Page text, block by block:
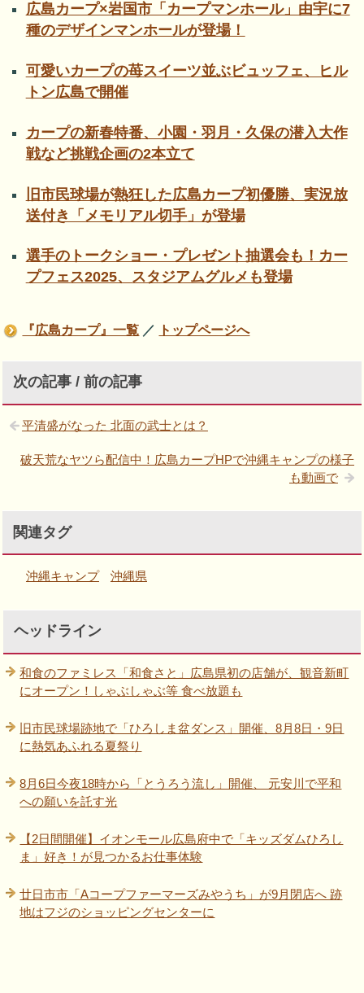
広島カープ×岩国市「カープマンホール」由宇に7
種のデザインマンホールが登場！
可愛いカープの苺スイーツ並ぶビュッフェ、ヒル
トン広島で開催
カープの新春特番、小園・羽月・久保の潜入大作
戦など挑戦企画の2本立て
旧市民球場が熱狂した広島カープ初優勝、実況放
送付き「メモリアル切手」が登場
選手のトークショー・プレゼント抽選会も！カー
プフェス2025、スタジアムグルメも登場
『広島カープ』一覧 ／ トップページへ
次の記事 / 前の記事
平清盛がなった 北面の武士とは？
破天荒なヤツら配信中！広島カープHPで沖縄キャンプの様子
も動画で
関連タグ
沖縄キャンプ 沖縄県
ヘッドライン
和食のファミレス「和食さと」広島県初の店舗が、観音新町
にオープン！しゃぶしゃぶ等 食べ放題も
旧市民球場跡地で「ひろしま盆ダンス」開催、8月8日・9日
に熱気あふれる夏祭り
8月6日今夜18時から「とうろう流し」開催、 元安川で平和
への願いを託す光
【2日間開催】イオンモール広島府中で「キッズダムひろし
ま」好き！が見つかるお仕事体験
廿日市市「Aコープファーマーズみやうち」が9月閉店へ 跡
地はフジのショッピングセンターに